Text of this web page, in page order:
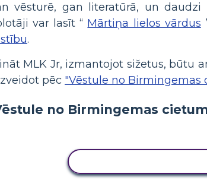
vēsturē, gan literatūrā, un
var lasīt “ Mārtiņa lielos vārdus
.
MLK Jr, izmantojot sižetus, būtu
pēc "Vēstule no Birmingemas